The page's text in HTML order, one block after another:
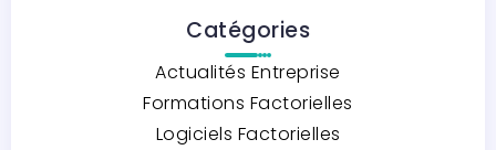
Catégories
Actualités Entreprise
Formations Factorielles
Logiciels Factorielles